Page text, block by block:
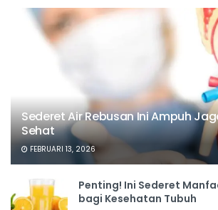
Sederet Air Rebusan Ini Ampuh
Sehat
FEBRUARI 13, 2026
Penting! Ini Sederet
bagi Kesehatan Tubuh